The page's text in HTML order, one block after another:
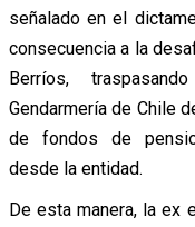
señalado en el
consecuencia a la
Berríos,
Gendarmería de Chile
de fondos de
desde la entidad.
De esta manera, la ex